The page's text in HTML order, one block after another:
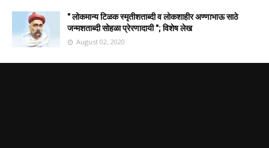
" लोकमान्य टिळक स्मृतीशताब्दी व लोकशाहीर अण्णाभाऊ साठे
जन्मशताब्दी सोहळा प्रेरणादायी "; विशेष लेख
August 02, 2020